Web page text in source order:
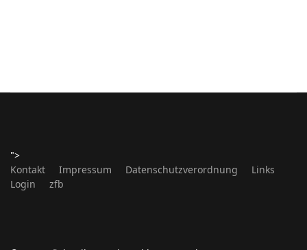
">
Kontakt
Impressum Datenschutzverordnung
Links
Login
zfb